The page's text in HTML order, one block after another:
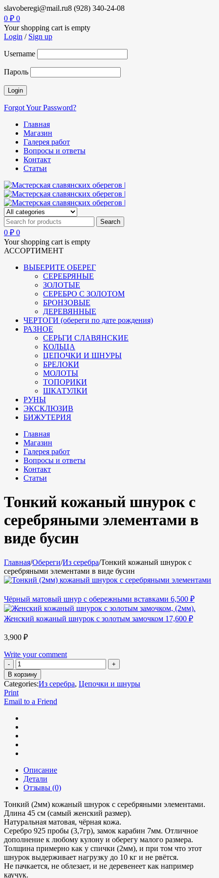
slavoberegi@mail.ru8 (928) 340-24-08
0 ₽ 0
Your shopping cart is empty
Login / Sign up
Username
Пароль
Forgot Your Password?
Главная
Магазин
Галерея работ
Вопросы и ответы
Контакт
Статьи
0 ₽ 0
Your shopping cart is empty
АССОРТИМЕНТ
ВЫБЕРИТЕ ОБЕРЕГ
СЕРЕБРЯНЫЕ
ЗОЛОТЫЕ
СЕРЕБРО С ЗОЛОТОМ
БРОНЗОВЫЕ
ДЕРЕВЯННЫЕ
ЧЕРТОГИ (обереги по дате рождения)
РАЗНОЕ
СЕРЬГИ СЛАВЯНСКИЕ
КОЛЬЦА
ЦЕПОЧКИ И ШНУРЫ
БРЕЛОКИ
МОЛОТЫ
ТОПОРИКИ
ШКАТУЛКИ
РУНЫ
ЭКСКЛЮЗИВ
БИЖУТЕРИЯ
Главная
Магазин
Галерея работ
Вопросы и ответы
Контакт
Статьи
Тонкий кожаный шнурок с
серебряными элементами в
виде бусин
Главная/Обереги/Из серебра/Тонкий кожаный шнурок с
серебряными элементами в виде бусин
Чёрный матовый шнур с обережными вставками 6,500 ₽
Женский кожаный шнурок с золотым замочком 17,600 ₽
3,900 ₽
Write your comment
В корзину
Categories:Из серебра, Цепочки и шнуры
Print
Email to a Friend
Описание
Детали
Отзывы (0)
Тонкий (2мм) кожаный шнурок с серебряными элементами.
Длина 45 см (самый женский размер).
Натуральная матовая, чёрная кожа.
Серебро 925 пробы (3,7гр), замок карабин 7мм. Отличное
дополнение к любому кулону и оберегу малого размера.
Толщина примерно как у спички (2мм), и при том что этот
шнурок выдерживает нагрузку до 10 кг и не рвётся.
Не пачкается, не облезает, и не деревенеет как например
каучук.